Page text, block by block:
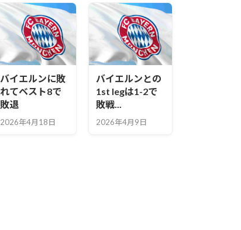
バイエルンに敗
れてベスト8で
敗退
2026年4月18日
バイエルンとの
1st legは1-2で
敗戦...
2026年4月9日